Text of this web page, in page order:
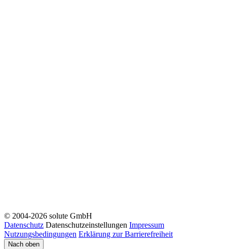
© 2004-2026 solute GmbH
Datenschutz Datenschutzeinstellungen Impressum
Nutzungsbedingungen Erklärung zur Barrierefreiheit
Nach oben